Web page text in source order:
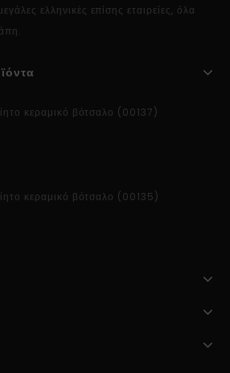
ελληνικές επίσης εταιρείες, όλα
κεραμικό βότσαλο (00137)
κεραμικό βότσαλο (00135)